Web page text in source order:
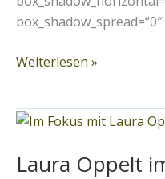
box_shadow_spread=“0″
Weiterlesen »
Laura Oppelt
Laura
im